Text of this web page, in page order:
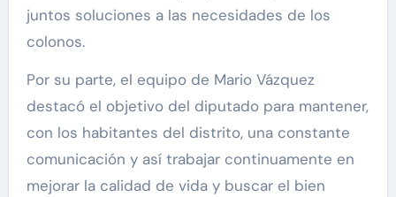
juntos soluciones a las necesidades de los
colonos.
Por su parte, el equipo de Mario Vázquez
destacó el objetivo del diputado para mantener,
con los habitantes del distrito, una constante
comunicación y así trabajar continuamente en
mejorar la calidad de vida y buscar el bien